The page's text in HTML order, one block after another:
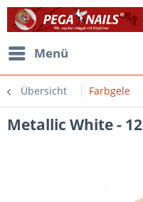
Menü
Übersicht Farbgele
Metallic White - 12